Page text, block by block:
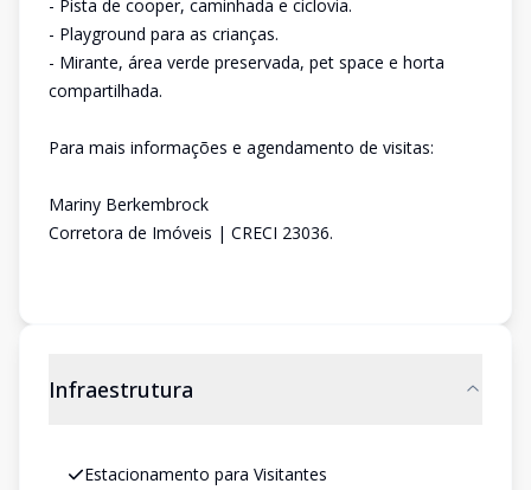
- Pista de cooper, caminhada e ciclovia.
- Playground para as crianças.
- Mirante, área verde preservada, pet space e horta
compartilhada.
Para mais informações e agendamento de visitas:
Mariny Berkembrock
Corretora de Imóveis | CRECI 23036.
Infraestrutura
Estacionamento para Visitantes